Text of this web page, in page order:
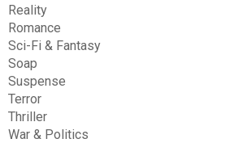
Reality
Romance
Sci-Fi & Fantasy
Soap
Suspense
Terror
Thriller
War & Politics